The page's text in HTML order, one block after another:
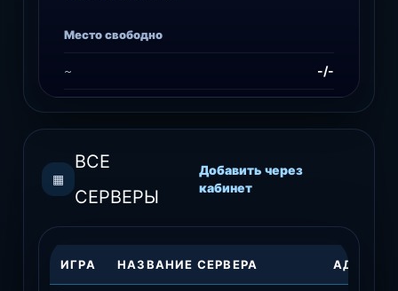
Место свободно
~ -/-
Купить место
▦
ВСЕ
СЕРВЕРЫ
Добавить через
кабинет
ИГРА НАЗВАНИЕ СЕРВЕРА АДРЕС